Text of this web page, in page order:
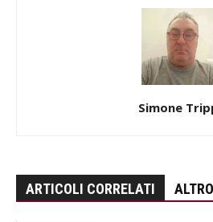
Simone
ARTICOLI CORRELATI